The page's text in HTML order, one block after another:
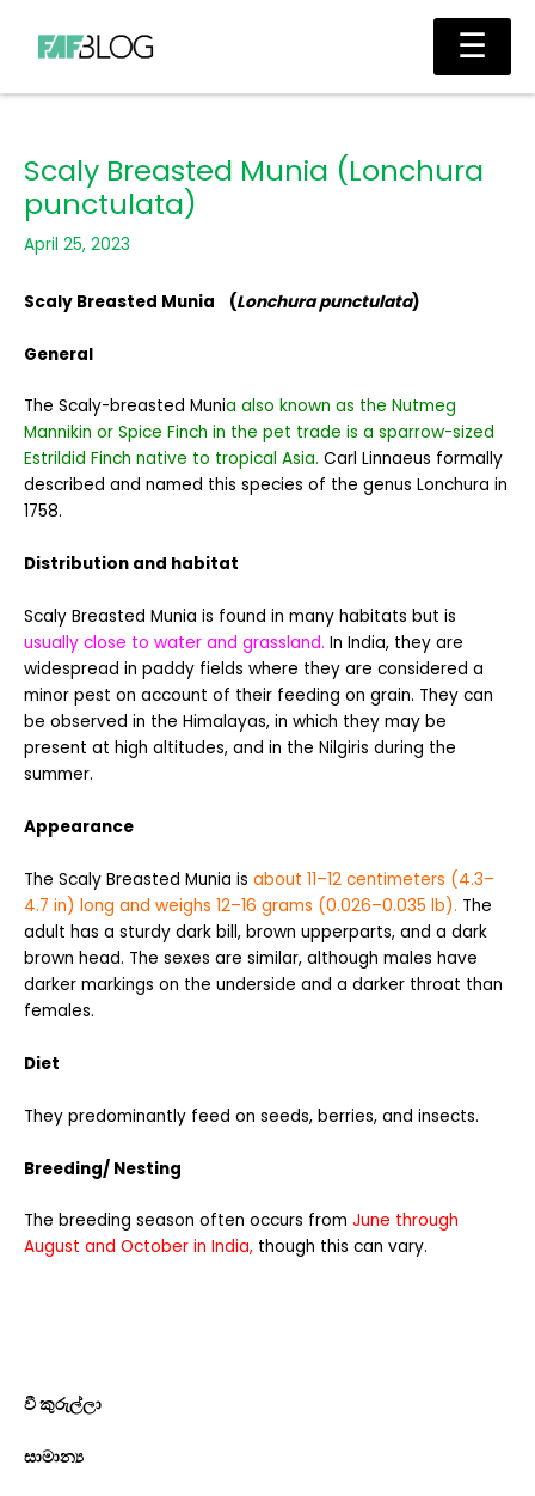
content
Main
Scaly Breasted Munia (Lonchura
punctulata)
April 25, 2023
Scaly Breasted Munia (Lonchura punctulata)
General
The Scaly-breasted Munia also known as the Nutmeg
Mannikin or Spice Finch in the pet trade is a sparrow-sized
Estrildid Finch native to tropical Asia. Carl Linnaeus formally
described and named this species of the genus Lonchura in
1758.
Distribution and habitat
Scaly Breasted Munia is found in many habitats but is
usually close to water and grassland. In India, they are
widespread in paddy fields where they are considered a
minor pest on account of their feeding on grain. They can
be observed in the Himalayas, in which they may be
present at high altitudes, and in the Nilgiris during the
summer.
Appearance
The Scaly Breasted Munia is about 11–12 centimeters (4.3–
4.7 in) long and weighs 12–16 grams (0.026–0.035 lb). The
adult has a sturdy dark bill, brown upperparts, and a dark
brown head. The sexes are similar, although males have
darker markings on the underside and a darker throat than
females.
Diet
They predominantly feed on seeds, berries, and insects.
Breeding/ Nesting
The breeding season often occurs from June through
August and October in India, though this can vary.
වී කුරුල්ලා
සාමාන්‍ය
☰